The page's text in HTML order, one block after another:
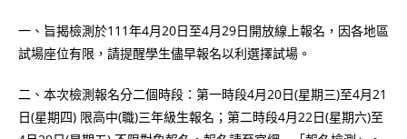
一、旨揭檢測於111年4月20日至4月29日開放線上報名，因各地區
試場座位有限，請提醒學生儘早報名以利選擇試場。
二、本次檢測報名分二個時段：第一時段4月20日(星期三)至4月21
日(星期四) 限高中(職)三年級生報名；第二時段4月22日(星期六)至